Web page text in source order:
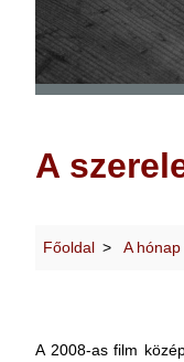
A
Főoldal A
A 2008-as film